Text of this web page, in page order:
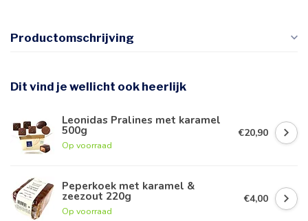
Productomschrijving
Dit vind je wellicht ook heerlijk
Leonidas Pralines met karamel
500g
Op voorraad
€20,90
Peperkoek met karamel &
zeezout 220g
Op voorraad
€4,00